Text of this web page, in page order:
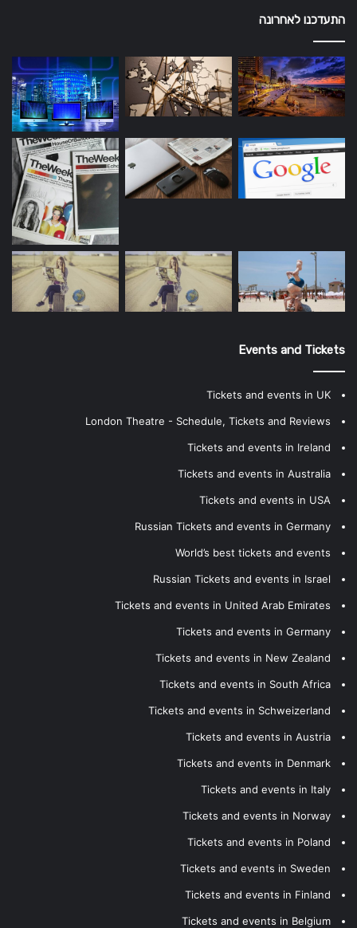
התעדכנו לאחרונה
Events and Tickets
Tickets and events in UK
London Theatre - Schedule, Tickets and Reviews
Tickets and events in Ireland
Tickets and events in Australia
Tickets and events in USA
Russian Tickets and events in Germany
World’s best tickets and events
Russian Tickets and events in Israel
Tickets and events in United Arab Emirates
Tickets and events in Germany
Tickets and events in New Zealand
Tickets and events in South Africa
Tickets and events in Schweizerland
Tickets and events in Austria
Tickets and events in Denmark
Tickets and events in Italy
Tickets and events in Norway
Tickets and events in Poland
Tickets and events in Sweden
Tickets and events in Finland
Tickets and events in Belgium